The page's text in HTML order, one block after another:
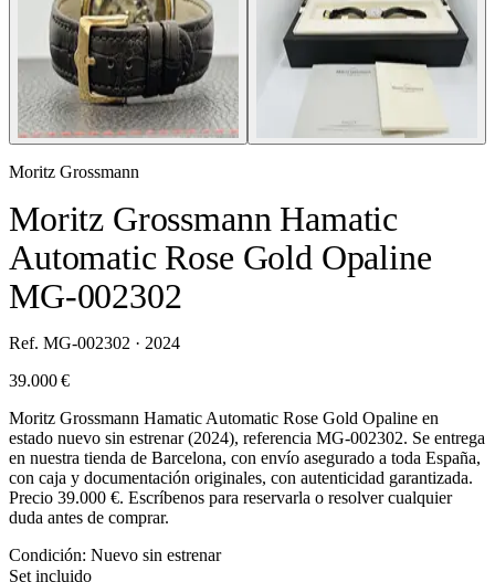
Moritz Grossmann
Moritz Grossmann Hamatic
Automatic Rose Gold Opaline
MG-002302
Ref. MG-002302 · 2024
39.000 €
Moritz Grossmann Hamatic Automatic Rose Gold Opaline en
estado nuevo sin estrenar (2024), referencia MG-002302. Se entrega
en nuestra tienda de Barcelona, con envío asegurado a toda España,
con caja y documentación originales, con autenticidad garantizada.
Precio 39.000 €. Escríbenos para reservarla o resolver cualquier
duda antes de comprar.
Condición: Nuevo sin estrenar
Set incluido